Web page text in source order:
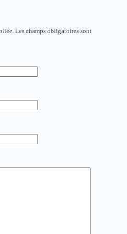
Les champs obligatoires sont